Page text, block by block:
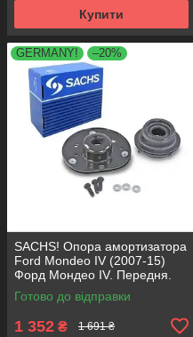
Купити
GERMANY! –20%
SACHS! Опора амортизатора
Ford Mondeo IV (2007-15)
Форд Мондео IV. Передня.
SM5676 , 803053 , KB652.30
Готово до відправки
1 352 ₴ 1 691 ₴